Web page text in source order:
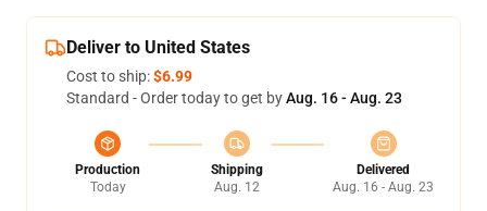
Deliver to United States
Cost to ship:$6.99
Standard - Order today to get byAug. 16 - Aug. 23
Production
Today
Shipping
Aug. 12
Delivered
Aug. 16 - Aug. 23